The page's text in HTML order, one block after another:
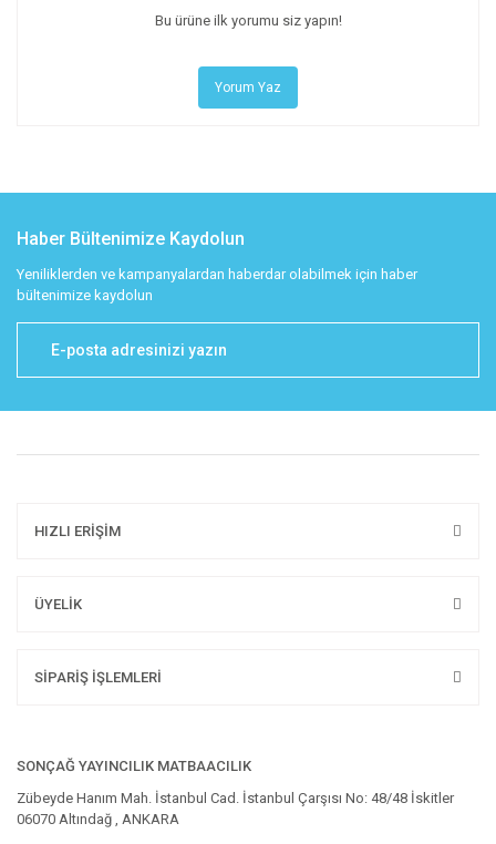
Bu ürüne ilk yorumu siz yapın!
Yorum Yaz
Haber Bültenimize Kaydolun
Yeniliklerden ve kampanyalardan haberdar olabilmek için haber
bültenimize kaydolun
HIZLI ERİŞİM
ÜYELİK
SİPARİŞ İŞLEMLERİ
SONÇAĞ YAYINCILIK MATBAACILIK
Zübeyde Hanım Mah. İstanbul Cad. İstanbul Çarşısı No: 48/48 İskitler
06070 Altındağ , ANKARA